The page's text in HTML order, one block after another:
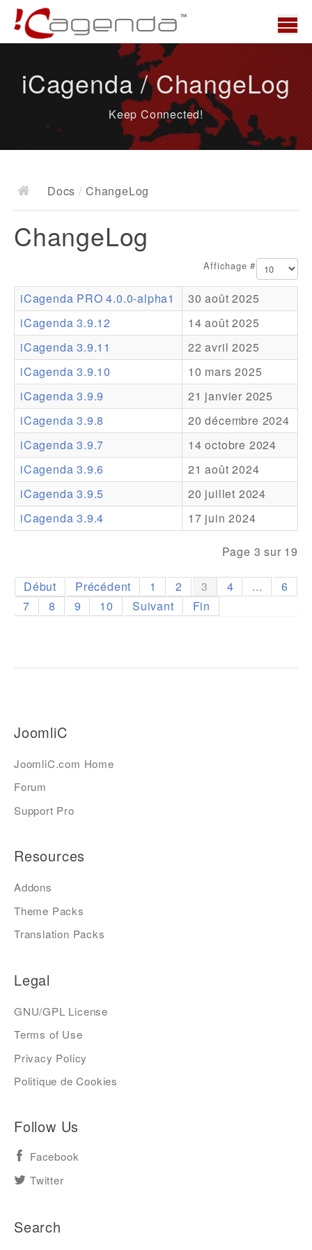
News
Docs
Documentation
Ressources
Addons
Theme Packs
Translation Packs
Support
Forum
Support Pro
iCagenda / ChangeLog
Keep Connected!
Docs / ChangeLog
ChangeLog
Affichage #
iCagenda PRO 4.0.0-alpha1
30 août 2025
iCagenda 3.9.12
14 août 2025
iCagenda 3.9.11
22 avril 2025
iCagenda 3.9.10
10 mars 2025
iCagenda 3.9.9
21 janvier 2025
iCagenda 3.9.8
20 décembre 2024
iCagenda 3.9.7
14 octobre 2024
iCagenda 3.9.6
21 août 2024
iCagenda 3.9.5
20 juillet 2024
iCagenda 3.9.4
17 juin 2024
Page 3 sur 19
Début Précédent 1 2 3 4 ...
6
7
8 9 10 Suivant Fin
JoomliC
JoomliC.com Home
Forum
Support Pro
Resources
Addons
Theme Packs
Translation Packs
Legal
GNU/GPL License
Terms of Use
Privacy Policy
Politique de Cookies
Follow Us
Facebook
Twitter
Search